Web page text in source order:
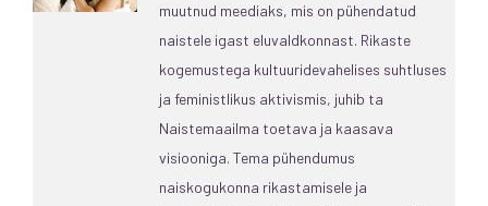
muutnud meediaks, mis on pühendatud
naistele igast eluvaldkonnast. Rikaste
kogemustega kultuuridevahelises suhtluses
ja feministlikus aktivismis, juhib ta
Naistemaailma toetava ja kaasava
visiooniga. Tema pühendumus
naiskogukonna rikastamisele ja